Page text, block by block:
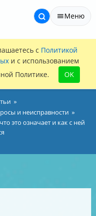
Меню
с Политикой
и с использованием
Политике.
OK
и неисправности
это означает и как с ней